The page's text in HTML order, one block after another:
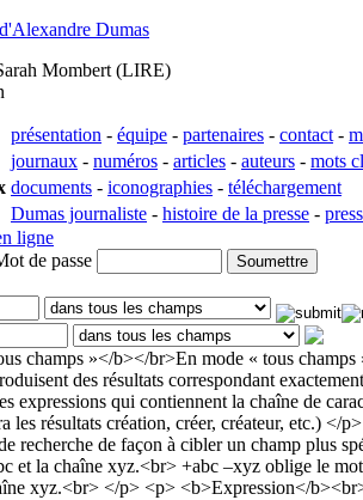
Dumas
Mombert (LIRE)
présentation - équipe - partenaires - contact -
journaux - numéros - articles - auteurs - mots
documents - iconographies - téléchargement
Dumas journaliste - histoire de la presse -
ligne
de passe